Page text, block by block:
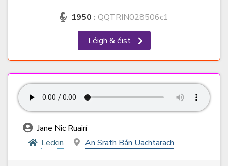
1950 : QQTRIN028506c1
Léigh & éist
Jane Nic Ruairí
Leckin
An Srath Bán Uachtarach